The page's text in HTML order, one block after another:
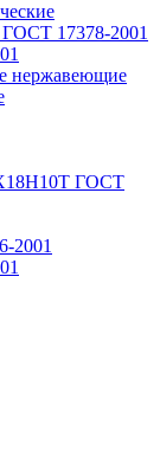
17378-2001
нержавеющие
ГОСТ
2001